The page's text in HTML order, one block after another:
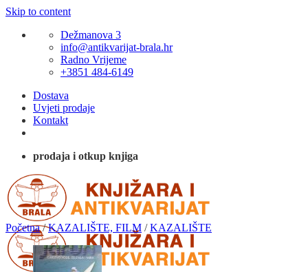
Skip to content
Dežmanova 3
info@antikvarijat-brala.hr
Radno Vrijeme
+3851 484-6149
Dostava
Uvjeti prodaje
Kontakt
prodaja i otkup knjiga
Početna / KAZALIŠTE, FILM / KAZALIŠTE